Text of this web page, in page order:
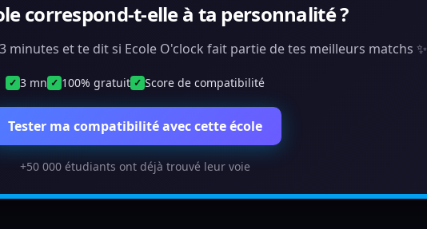
correspond-t-elle à ta personnalité ?
minutes et te dit si Ecole O'clock fait partie de tes meilleurs matchs ✨
✓ 3 mn ✓ 100% gratuit ✓ Score de compatibilité
Tester ma compatibilité avec cette école
+50 000 étudiants ont déjà trouvé leur voie